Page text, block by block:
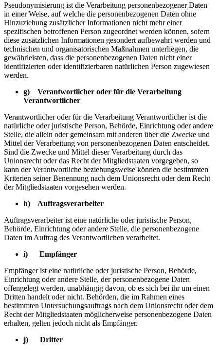
Pseudonymisierung ist die Verarbeitung personenbezogener Daten
in einer Weise, auf welche die personenbezogenen Daten ohne
Hinzuziehung zusätzlicher Informationen nicht mehr einer
spezifischen betroffenen Person zugeordnet werden können, sofern
diese zusätzlichen Informationen gesondert aufbewahrt werden und
technischen und organisatorischen Maßnahmen unterliegen, die
gewährleisten, dass die personenbezogenen Daten nicht einer
identifizierten oder identifizierbaren natürlichen Person zugewiesen
werden.
g) Verantwortlicher oder für die Verarbeitung
Verantwortlicher
Verantwortlicher oder für die Verarbeitung Verantwortlicher ist die
natürliche oder juristische Person, Behörde, Einrichtung oder andere
Stelle, die allein oder gemeinsam mit anderen über die Zwecke und
Mittel der Verarbeitung von personenbezogenen Daten entscheidet.
Sind die Zwecke und Mittel dieser Verarbeitung durch das
Unionsrecht oder das Recht der Mitgliedstaaten vorgegeben, so
kann der Verantwortliche beziehungsweise können die bestimmten
Kriterien seiner Benennung nach dem Unionsrecht oder dem Recht
der Mitgliedstaaten vorgesehen werden.
h) Auftragsverarbeiter
Auftragsverarbeiter ist eine natürliche oder juristische Person,
Behörde, Einrichtung oder andere Stelle, die personenbezogene
Daten im Auftrag des Verantwortlichen verarbeitet.
i) Empfänger
Empfänger ist eine natürliche oder juristische Person, Behörde,
Einrichtung oder andere Stelle, der personenbezogene Daten
offengelegt werden, unabhängig davon, ob es sich bei ihr um einen
Dritten handelt oder nicht. Behörden, die im Rahmen eines
bestimmten Untersuchungsauftrags nach dem Unionsrecht oder dem
Recht der Mitgliedstaaten möglicherweise personenbezogene Daten
erhalten, gelten jedoch nicht als Empfänger.
j) Dritter